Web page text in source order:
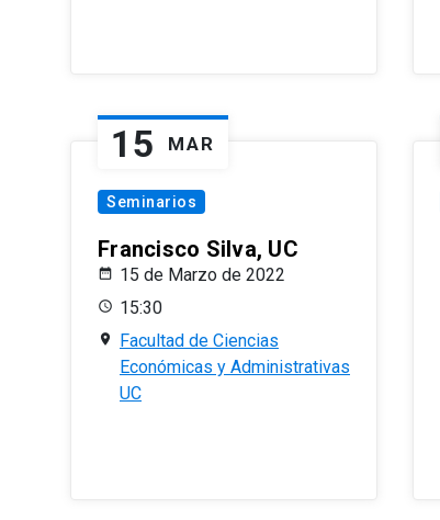
15 MAR
Seminarios
Francisco Silva, UC
15 de Marzo de 2022
15:30
Facultad de Ciencias
Económicas y Administrativas
UC